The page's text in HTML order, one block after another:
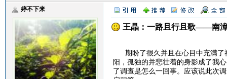
婷不下来
王晶：一路且行且歌——南
期盼了很久并且在心目中充满了
阳，孤独的并悲壮着的身影成了我
了调查是怎么一回事。应该说此次